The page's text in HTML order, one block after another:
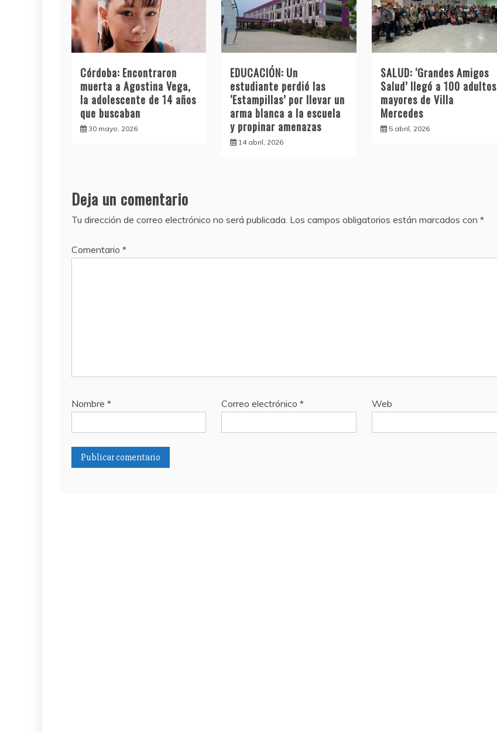
Córdoba: Encontraron
muerta a Agostina Vega,
la adolescente de 14 años
que buscaban
30 mayo, 2026
EDUCACIÓN: Un
estudiante perdió las
‘Estampillas’ por llevar un
arma blanca a la escuela
y propinar amenazas
14 abril, 2026
SALUD: ‘Grandes Amigos
Salud’ llegó a 100 adultos
mayores de Villa
Mercedes
5 abril, 2026
Deja un comentario
Tu dirección de correo electrónico no será publicada. Los campos obligatorios están marcados con *
Comentario *
Nombre * Correo electrónico* Web